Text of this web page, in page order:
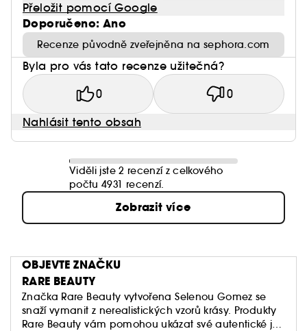
Přeložit pomocí Google
Doporučeno: Ano
Recenze původně zveřejněna na sephora.com
Byla pro vás tato recenze užitečná?
0 0
Nahlásit tento obsah
Viděli jste 2 recenzí z celkového
počtu 4931 recenzí.
Zobrazit více
OBJEVTE ZNAČKU
RARE BEAUTY
Značka Rare Beauty vytvořena Selenou Gomez se
snaží vymanit z nerealistických vzorů krásy. Produkty
Rare Beauty vám pomohou ukázat své autentické já